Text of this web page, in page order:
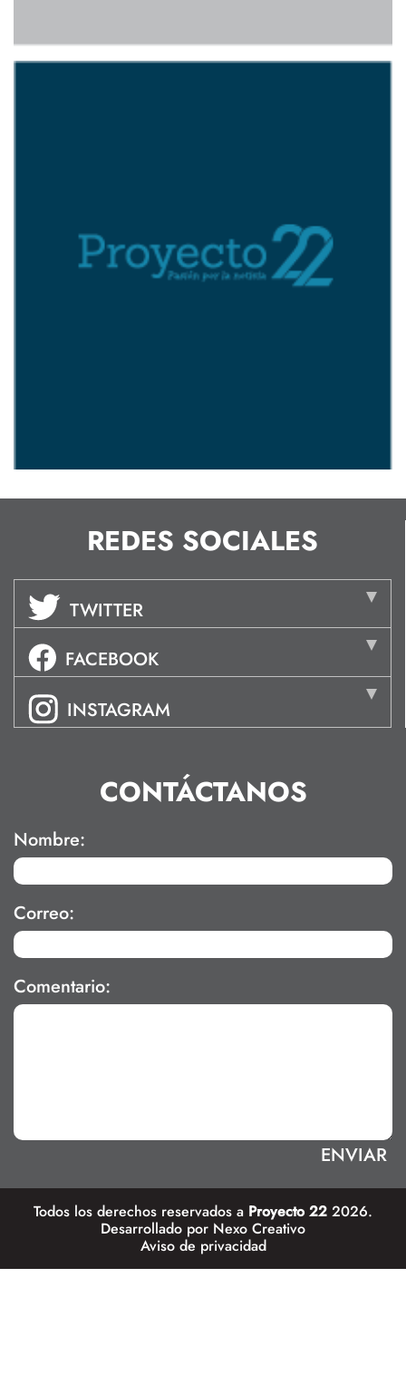
REDES SOCIALES
TWITTER
FACEBOOK
INSTAGRAM
CONTÁCTANOS
Nombre:
Correo:
Comentario:
Todos los derechos reservados a Proyecto 22 2026.
Desarrollado por Nexo Creativo
Aviso de privacidad